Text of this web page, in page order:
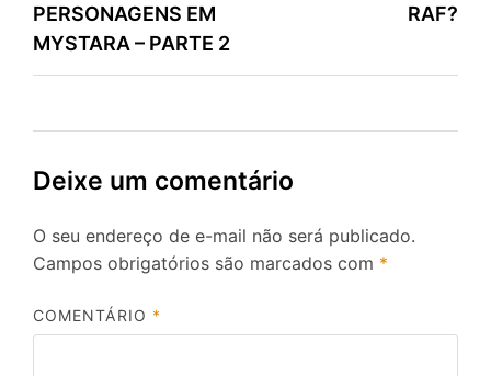
de
Post
PERSONAGENS EM
MYSTARA – PARTE 2
RAF?
Deixe um comentário
O seu endereço de e-mail não será publicado.
Campos obrigatórios são marcados com *
COMENTÁRIO *